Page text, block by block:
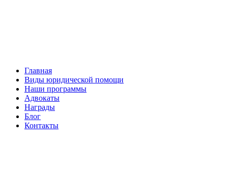
Главная
Виды юридической помощи
Наши программы
Адвокаты
Награды
Блог
Контакты